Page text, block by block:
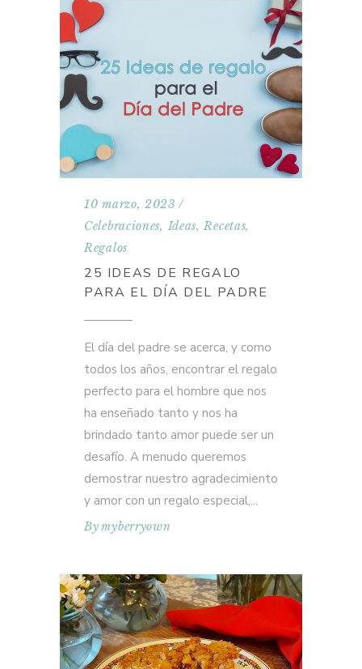
10 marzo, 2023
Celebraciones,Ideas,Recetas,
Regalos
25 IDEAS DE REGALO
PARA EL DÍA DEL PADRE
El día del padre se acerca, y como
todos los años, encontrar el regalo
perfecto para el hombre que nos
ha enseñado tanto y nos ha
brindado tanto amor puede ser un
desafío. A menudo queremos
demostrar nuestro agradecimiento
y amor con un regalo especial,
Bymyberryown